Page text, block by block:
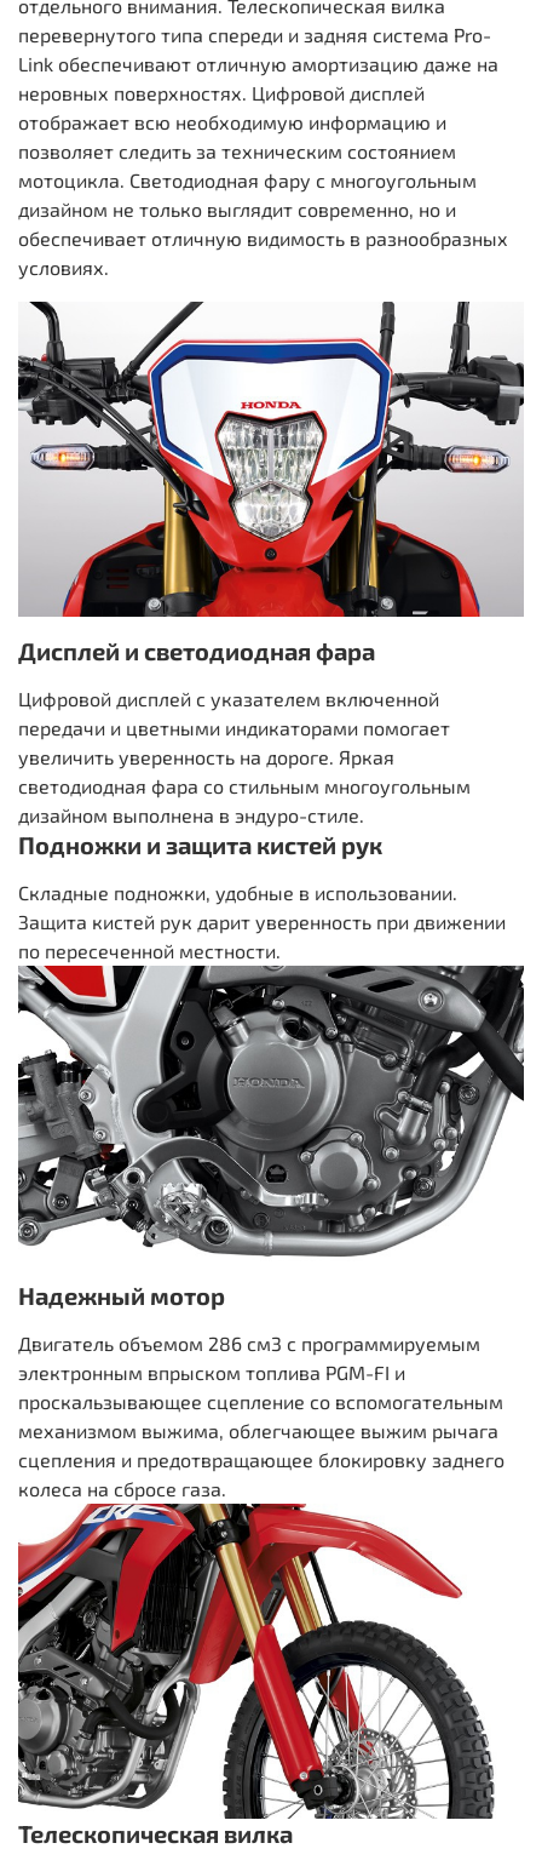
отдельного внимания. Телескопическая вилка
перевернутого типа спереди и задняя система Pro-
Link обеспечивают отличную амортизацию даже на
неровных поверхностях. Цифровой дисплей
отображает всю необходимую информацию и
позволяет следить за техническим состоянием
мотоцикла. Светодиодная фару с многоугольным
дизайном не только выглядит современно, но и
обеспечивает отличную видимость в разнообразных
условиях.
Дисплей и светодиодная фара
Цифровой дисплей с указателем включенной
передачи и цветными индикаторами помогает
увеличить уверенность на дороге. Яркая
светодиодная фара со стильным многоугольным
дизайном выполнена в эндуро-стиле.
Подножки и защита кистей рук
Складные подножки, удобные в использовании.
Защита кистей рук дарит уверенность при движении
по пересеченной местности.
Надежный мотор
Двигатель объемом 286 см3 с программируемым
электронным впрыском топлива PGM-FI и
проскальзывающее сцепление со вспомогательным
механизмом выжима, облегчающее выжим рычага
сцепления и предотвращающее блокировку заднего
колеса на сбросе газа.
Телескопическая вилка